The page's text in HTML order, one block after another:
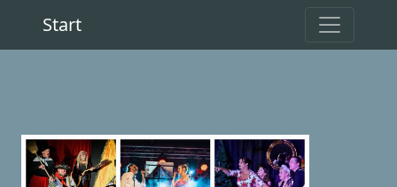
Start